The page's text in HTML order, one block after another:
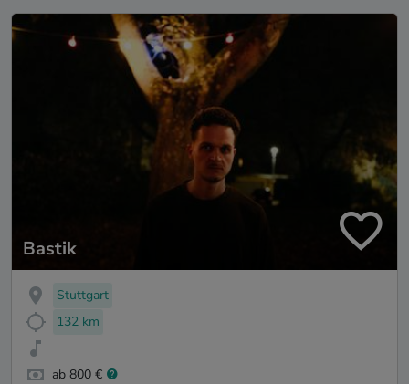
Bastik
Stuttgart
132 km
ab 800 €